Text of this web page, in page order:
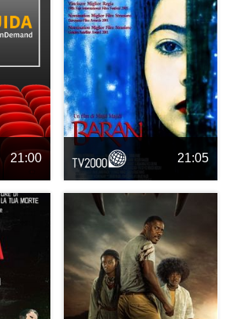
21:00 21:05